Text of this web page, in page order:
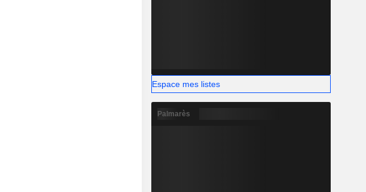
Espace mes listes
Palmarès